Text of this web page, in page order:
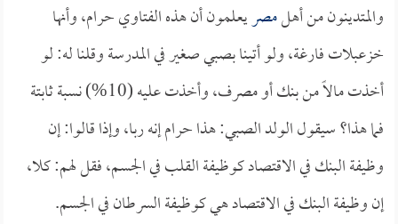
والمتدينون من أهلمصريعلمون أن هذه الفتاوي حرام، وأنها
خزعبلات فارغة، ولو أتينا بصبي صغير في المدرسة وقلنا له: لو
أخذت مالاً من بنك أو مصرف، وأخذت عليه (10%) نسبة ثابتة
فما هذا؟ سيقول الولد الصبي: هذا حرام إنه ربا، وإذا قالوا: إن
وظيفة البنك في الاقتصاد كوظيفة القلب في الجسم، فقل لهم: كلا،
إن وظيفة البنك في الاقتصاد هي كوظيفة السرطان في الجسم.